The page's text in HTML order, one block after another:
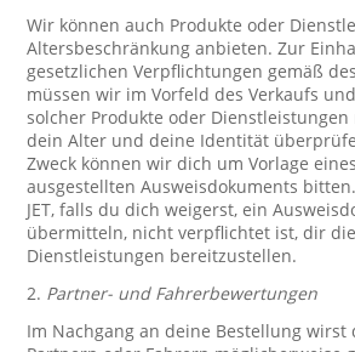
Wir können auch Produkte oder
Altersbeschränkung anbieten. Zur
gesetzlichen Verpflichtungen gemäß
müssen wir im Vorfeld des Verkaufs
solcher Produkte oder Dienstleistungen
dein Alter und deine Identität
Zweck können wir dich um Vorlage
ausgestellten Ausweisdokuments
JET, falls du dich weigerst, ein
übermitteln, nicht verpflichtet ist, dir
Dienstleistungen bereitzustellen.
2. Partner- und Fahrerbewertungen
Im Nachgang an deine Bestellung wirst